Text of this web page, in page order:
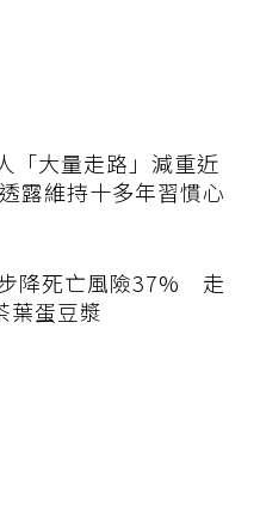
「大量走路」減重近
露維持十多年習慣心
降死亡風險37% 走
葉蛋豆漿